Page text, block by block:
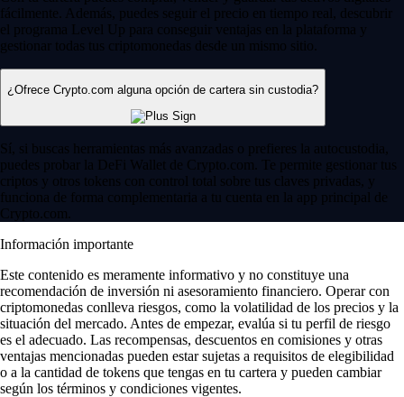
fácilmente. Además, puedes seguir el precio en tiempo real, descubrir
el programa Level Up para conseguir ventajas en la plataforma y
gestionar todas tus criptomonedas desde un mismo sitio.
¿Ofrece Crypto.com alguna opción de cartera sin custodia?
Sí, si buscas herramientas más avanzadas o prefieres la autocustodia,
puedes probar la DeFi Wallet de Crypto.com. Te permite gestionar tus
criptos y otros tokens con control total sobre tus claves privadas, y
funciona de forma complementaria a tu cuenta en la app principal de
Crypto.com.
Información importante
Este contenido es meramente informativo y no constituye una
recomendación de inversión ni asesoramiento financiero. Operar con
criptomonedas conlleva riesgos, como la volatilidad de los precios y la
situación del mercado. Antes de empezar, evalúa si tu perfil de riesgo
es el adecuado. Las recompensas, descuentos en comisiones y otras
ventajas mencionadas pueden estar sujetas a requisitos de elegibilidad
o a la cantidad de tokens que tengas en tu cartera y pueden cambiar
según los términos y condiciones vigentes.